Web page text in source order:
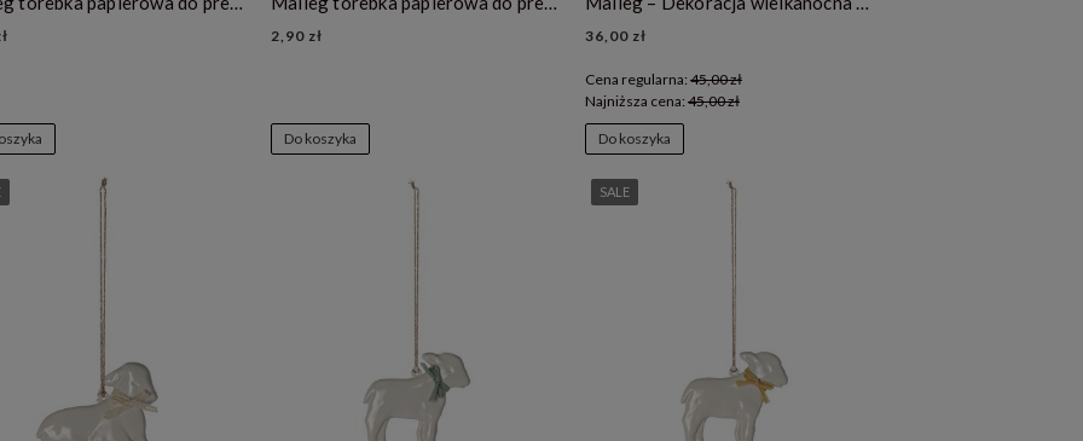
2,90 zł
Do koszyka
36,00 zł
Cena regularna: 45,00 zł
Najniższa cena: 45,00 zł
Do koszyka
SALE